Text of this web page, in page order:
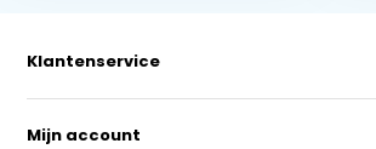
Klantenservice
Mijn account